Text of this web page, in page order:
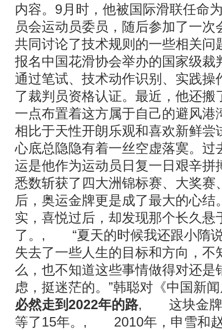
内容。9月时，他被国际滑联任命
员会运动员委员，随后参加了一次
共同讨论了技术规则的一些相关问
报名中国花滑协会举办的国家级裁
通过笔试、技术动作识别、实践操
了裁判员资格认证。最近，他还搬
一点布置着这方属于自己的避
相比于天性开朗乐观和喜欢新鲜尝
心底总隐隐有着一丝空虚落寞。过
运是他作为运动员日复一日艰辛拼
悉数斩获了四大洲锦标赛、大奖赛
后，奥运金牌更是成了最大的心结
实，喜悦过后，却发现那个长久悬
了。, “夏天的时候我还跟小隋
失去了一些人生的目标和方向，不
么，也不知道这些事情做得对还是
虑，挺迷茫的。”韩聪对《中国
必然走到2022年的路, 这块金牌
等了15年。, 2010年，申雪和赵